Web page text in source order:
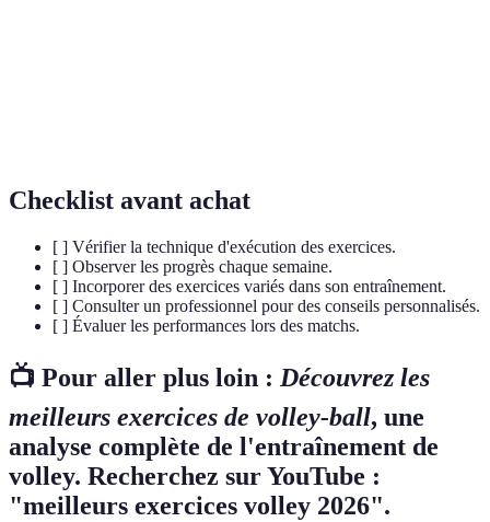
Checklist avant achat
[ ] Vérifier la technique d'exécution des exercices.
[ ] Observer les progrès chaque semaine.
[ ] Incorporer des exercices variés dans son entraînement.
[ ] Consulter un professionnel pour des conseils personnalisés.
[ ] Évaluer les performances lors des matchs.
📺 Pour aller plus loin : Découvrez les
meilleurs exercices de volley-ball, une
analyse complète de l'entraînement de
volley. Recherchez sur YouTube :
"meilleurs exercices volley 2026".